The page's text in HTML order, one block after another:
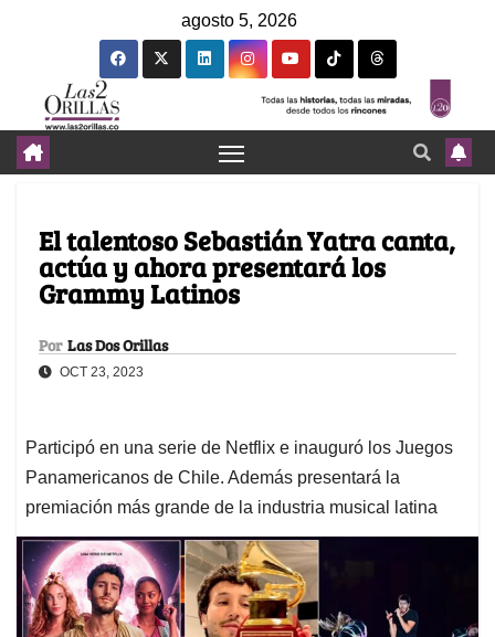
agosto 5, 2026
El talentoso Sebastián Yatra canta,
actúa y ahora presentará los
Grammy Latinos
Por Las Dos Orillas
OCT 23, 2023
Participó en una serie de Netflix e inauguró los Juegos
Panamericanos de Chile. Además presentará la
premiación más grande de la industria musical latina